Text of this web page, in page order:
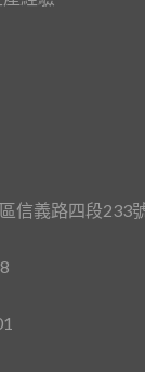
信義路四段233